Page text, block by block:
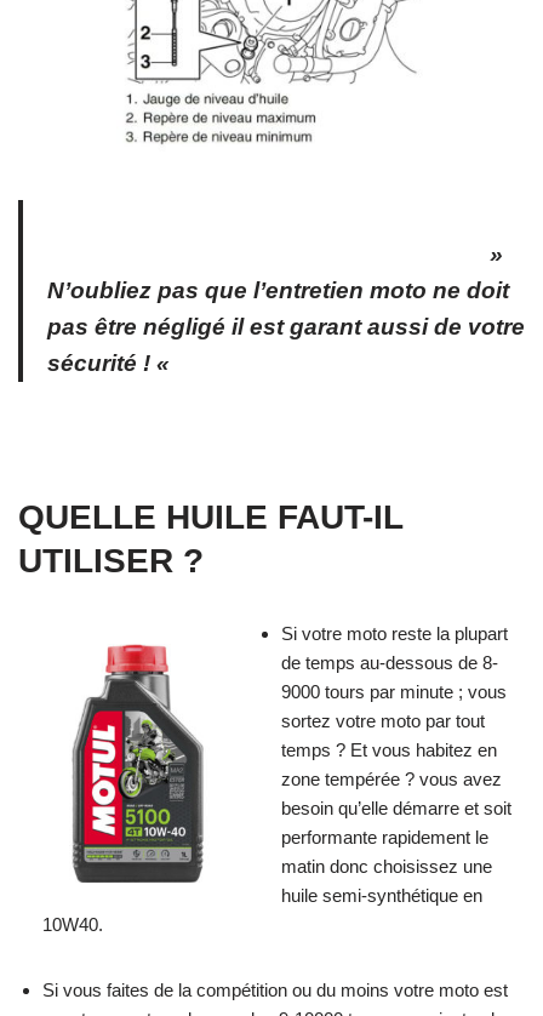
»
N’oubliez pas que l’entretien moto ne doit
pas être négligé il est garant aussi de votre
sécurité ! «
QUELLE HUILE FAUT-IL
UTILISER ?
Si votre moto reste la plupart
de temps au-dessous de 8-
9000 tours par minute ; vous
sortez votre moto par tout
temps ? Et vous habitez en
zone tempérée ? vous avez
besoin qu’elle démarre et soit
performante rapidement le
matin donc choisissez une
huile semi-synthétique en
10W40.
Si vous faites de la compétition ou du moins votre moto est